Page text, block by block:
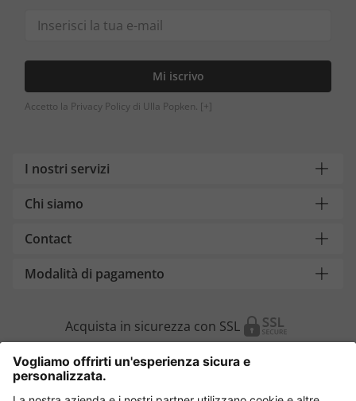
Mi iscrivo
Accetto la Privacy Policy di Ulla Popken. [+]
I nostri servizi
Chi siamo
Contact
Modalità di pagamento
Acquista in sicurezza con SSL
Cambia Paese